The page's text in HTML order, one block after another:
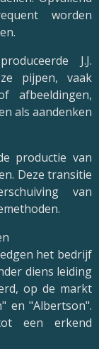
worden
J.J.
pijpen, vaak
afbeeldingen,
als aandenken
productie van
Deze transitie
van
het bedrijf
diens leiding
op de markt
en "Albertson".
een erkend